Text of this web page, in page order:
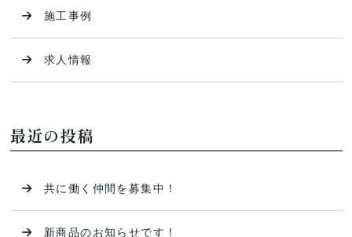
施工事例
求人情報
最近の投稿
共に働く仲間を募集中！
新商品のお知らせです！